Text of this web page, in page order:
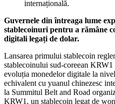
Guvernele din întreaga lume
stablecoinuri pentru a rămâne
digitali legați de dolar.
Lansarea primului stablecoin
stablecoinului sud-coreean
evoluția monedelor digitale la
echivalent cu yuanul chinezesc
la Summitul Belt and Road
KRW1, un stablecoin legat de